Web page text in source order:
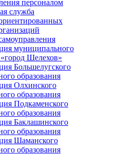
персоналом
служба
муниципального
Шелехов»
Большелугского
образования
Олхинского
образования
Подкаменского
образования
Баклашинского
образования
Шаманского
образования